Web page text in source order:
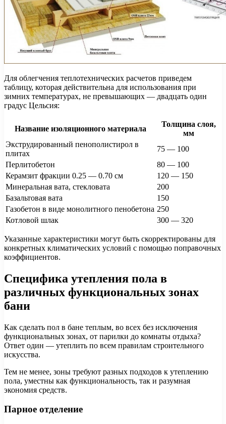
Для облегчения теплотехнических расчетов приведем
таблицу, которая действительна для использования при
зимних температурах, не превышающих — двадцать один
градус Цельсия:
Название изоляционного материала
Толщина слоя,
мм
Экструдированный пенополистирол в
плитах
75 — 100
Перлитобетон
80 — 100
Керамзит фракции 0.25 — 0.70 см
120 — 150
Минеральная вата, стекловата
200
Базальтовая вата
150
Газобетон в виде монолитного пенобетона 250
Котловой шлак
300 — 320
Указанные характеристики могут быть скорректированы для
конкретных климатических условий с помощью поправочных
коэффициентов.
Специфика утепления пола в
различных функциональных зонах
бани
Как сделать пол в бане теплым, во всех без исключения
функциональных зонах, от парилки до комнаты отдыха?
Ответ один — утеплить по всем правилам строительного
искусства.
Тем не менее, зоны требуют разных подходов к утеплению
пола, уместны как функциональность, так и разумная
экономия средств.
Парное отделение